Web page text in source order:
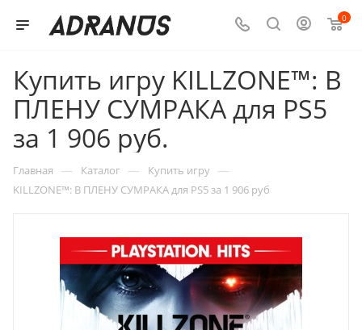
0
Купить игру KILLZONE™: В
ПЛЕНУ СУМРАКА для PS5
за 1 906 руб.
Главная — Каталог — Купить игру —
KILLZONE™: В ПЛЕНУ СУМРАКА для PS5 за 1 906 руб